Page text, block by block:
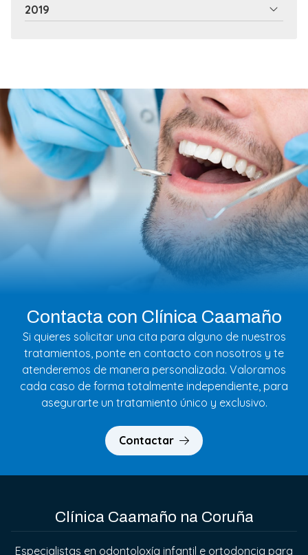
2019
Contacta con Clínica Caamaño
Si quieres solicitar una cita para alguno de nuestros
tratamientos, ponte en contacto con nosotros y te
atenderemos de manera personalizada. Valoramos
cada caso de forma totalmente independiente, para
asegurarte un tratamiento único y exclusivo.
Contactar
Clínica Caamaño na Coruña
Especialistas en odontoloxía infantil e ortodoncia para